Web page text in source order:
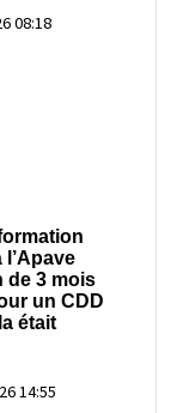
08:18
de 3 mois
un CDD
était
14:55